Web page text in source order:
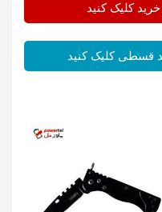
کلیک کنید
قسطی کلیک کنید